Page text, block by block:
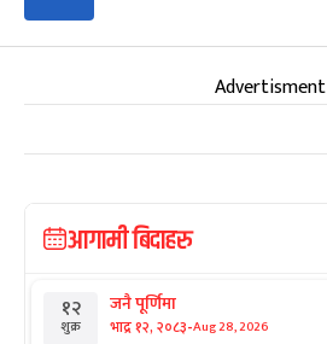
Advertisment
आगामी बिदाहरु
१२
शुक्र
जनै पूर्णिमा
भाद्र १२, २०८३-Aug 28, 2026